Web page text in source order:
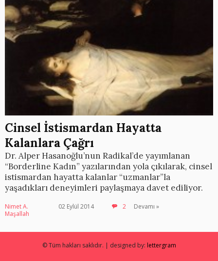
Cinsel İstismardan Hayatta
Kalanlara Çağrı
Dr. Alper Hasanoğlu’nun Radikal’de yayımlanan
“Borderline Kadın” yazılarından yola çıkılarak, cinsel
istismardan hayatta kalanlar “uzmanlar”la
yaşadıkları deneyimleri paylaşmaya davet ediliyor.
Nimet A.
Maşallah
02 Eylül 2014 2 Devamı »
© Tüm hakları saklıdır. | designed by: lettergram